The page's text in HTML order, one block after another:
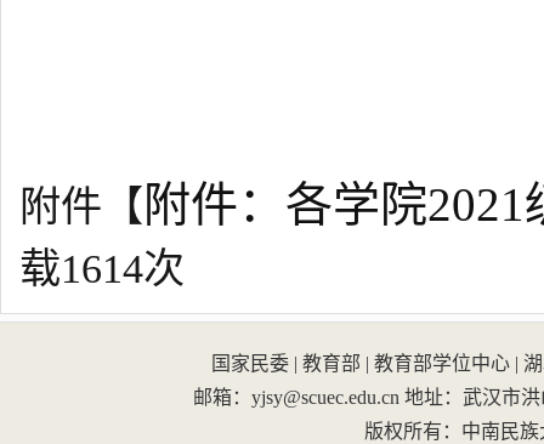
附件【 附件：各学院
载1614次
国家民委 | 教育部 | 教育部学位中心 |
邮箱：yjsy@scuec.edu.cn 地址：武汉市洪
版权所有：中南民